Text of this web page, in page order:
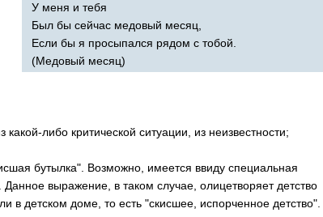
У меня и тебя
Был бы сейчас медовый месяц,
Если бы я просыпался рядом с тобой.
(Медовый месяц)
либо критической ситуации, из неизвестности;
бутылка". Возможно, имеется ввиду специальная
выражение, в таком случае, олицетворяет детство
в детском доме, то есть "скисшее, испорченное детство".